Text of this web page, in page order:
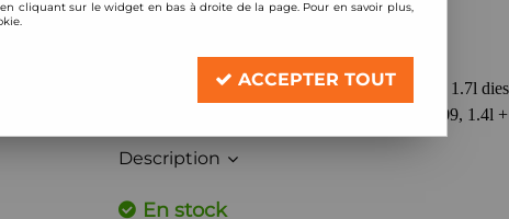
kit amortisseurs combinés filetés
Compatible:
Opel Corsa C, année 2000 - 2006, 1.4l + 1.8l + 1.7l
Opel Tigra Twintop Type XC , année 2004-2009, 1.4l
Description
En stock
cliquant sur le widget en bas à droite de la page. Pour en savoir plus,
ACCEPTER TOUT